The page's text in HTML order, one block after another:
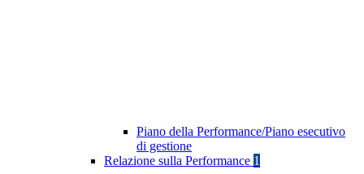
Piano della Performance/Piano esecutivo
di gestione
Relazione sulla Performance 1